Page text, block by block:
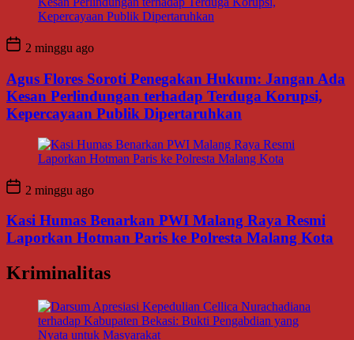
2 minggu ago
Agus Flores Soroti Penegakan Hukum: Jangan Ada
Kesan Perlindungan terhadap Terduga Korupsi,
Kepercayaan Publik Dipertaruhkan
2 minggu ago
Kasi Humas Benarkan PWI Malang Raya Resmi
Laporkan Hotman Paris ke Polresta Malang Kota
Kriminalitas